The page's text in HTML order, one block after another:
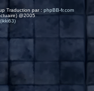
Traduction par : phpBB-fr.com
@2005